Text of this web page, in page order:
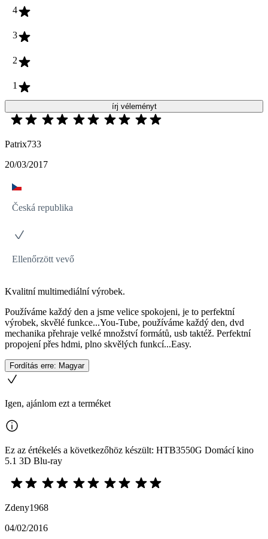
4
3
2
1
írj véleményt
Patrix733
20/03/2017
Česká republika
Ellenőrzött vevő
Kvalitní multimediální výrobek.
Používáme každý den a jsme velice spokojeni, je to perfektní
výrobek, skvělé funkce...You-Tube, používáme každý den, dvd
mechanika přehraje velké množství formátů, usb taktéž. Perfektní
propojení přes hdmi, plno skvělých funkcí...Easy.
Fordítás erre: Magyar
Igen, ajánlom ezt a terméket
Ez az értékelés a következőhöz készült: HTB3550G Domácí kino
5.1 3D Blu-ray
Zdeny1968
04/02/2016